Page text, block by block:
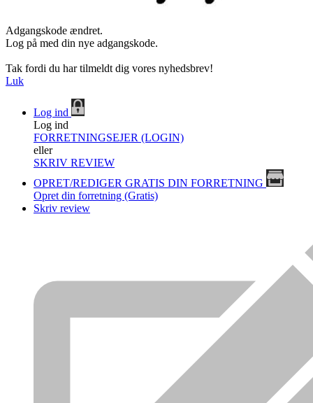
Adgangskode ændret.
Log på med din nye adgangskode.
Tak fordi du har tilmeldt dig vores nyhedsbrev!
Luk
Log ind
Log ind
FORRETNINGSEJER (LOGIN)
eller
SKRIV REVIEW
OPRET/REDIGER GRATIS DIN FORRETNING
Opret din forretning (Gratis)
Skriv review